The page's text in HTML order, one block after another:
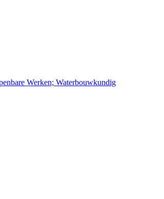
Werken; Waterbouwkundig